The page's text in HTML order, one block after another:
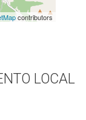
contributors
LOCAL